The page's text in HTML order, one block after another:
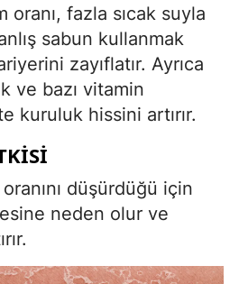
oranı, fazla sıcak suyla
sabun kullanmak
zayıflatır. Ayrıca
ve bazı vitamin
kuruluk hissini artırır.
düşürdüğü için
neden olur ve